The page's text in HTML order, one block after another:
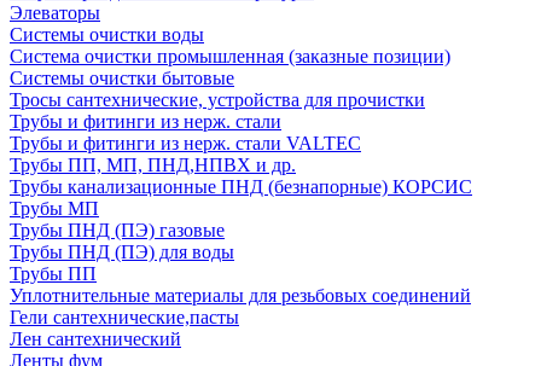
Элеваторы
Системы очистки воды
Система очистки промышленная (заказные позиции)
Системы очистки бытовые
Тросы сантехнические, устройства для прочистки
Трубы и фитинги из нерж. стали
Трубы и фитинги из нерж. стали VALTEC
Трубы ПП, МП, ПНД,НПВХ и др.
Трубы канализационные ПНД (безнапорные) КОРСИС
Трубы МП
Трубы ПНД (ПЭ) газовые
Трубы ПНД (ПЭ) для воды
Трубы ПП
Уплотнительные материалы для резьбовых соединений
Гели сантехнические,пасты
Лен сантехнический
Ленты фум